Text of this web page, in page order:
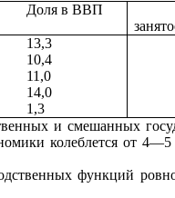
Доля в ВВП
13,3
10,4
11,0
14,0
1,3
и смешанных
колеблется
функций